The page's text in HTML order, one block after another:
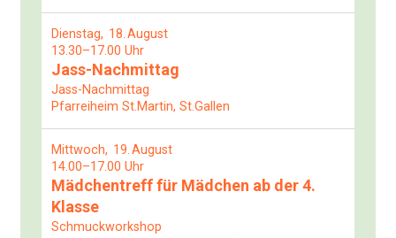
Dienstag 18 August
13.30–17.00 Uhr
Jass-Nachmittag
Jass-Nachmittag
Pfarreiheim St.Martin, St.Gallen
Mittwoch 19 August
14.00–17.00 Uhr
Mädchentreff für Mädchen ab der 4.
Klasse
Schmuckworkshop